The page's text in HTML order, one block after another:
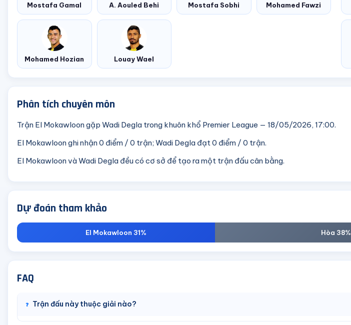
Mostafa Gamal A. Aouled Behi Mostafa Sobhi Mohamed Fawzi
Mohamed Hozian Louay Wael
Phân tích chuyên môn
Trận El Mokawloon gặp Wadi Degla trong khuôn khổ Premier League — 18/05/2026, 17:00.
El Mokawloon ghi nhận 0 điểm / 0 trận; Wadi Degla đạt 0 điểm / 0 trận.
El Mokawloon và Wadi Degla đều có cơ sở để tạo ra một trận đấu cân bằng.
Dự đoán tham khảo
El Mokawloon 31% Hòa 38%
FAQ
Trận đấu này thuộc giải nào?